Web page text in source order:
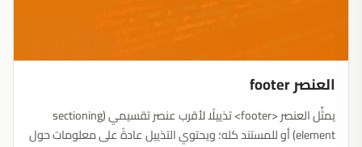
العنصر footer
يمثِّل العنصر <footer> تذييلًا لأقرب عنصر تقسيمي (sectioning
element) أو للمستند كله؛ ويحتوي التذييل عادةً على معلومات حول